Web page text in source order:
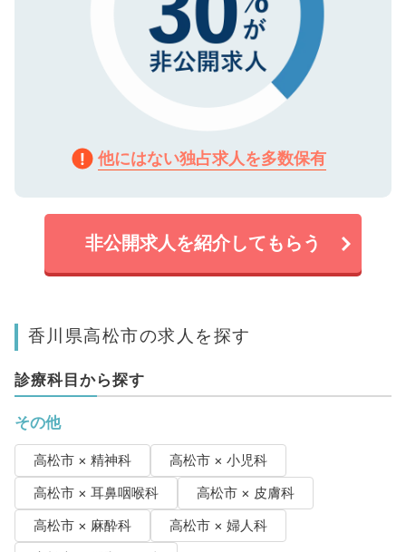
他にはない独占求人を多数保有
非公開求人を紹介してもらう
香川県高松市の求人を探す
診療科目から探す
その他
高松市 × 精神科
高松市 × 小児科
高松市 × 耳鼻咽喉科
高松市 × 皮膚科
高松市 × 麻酔科
高松市 × 婦人科